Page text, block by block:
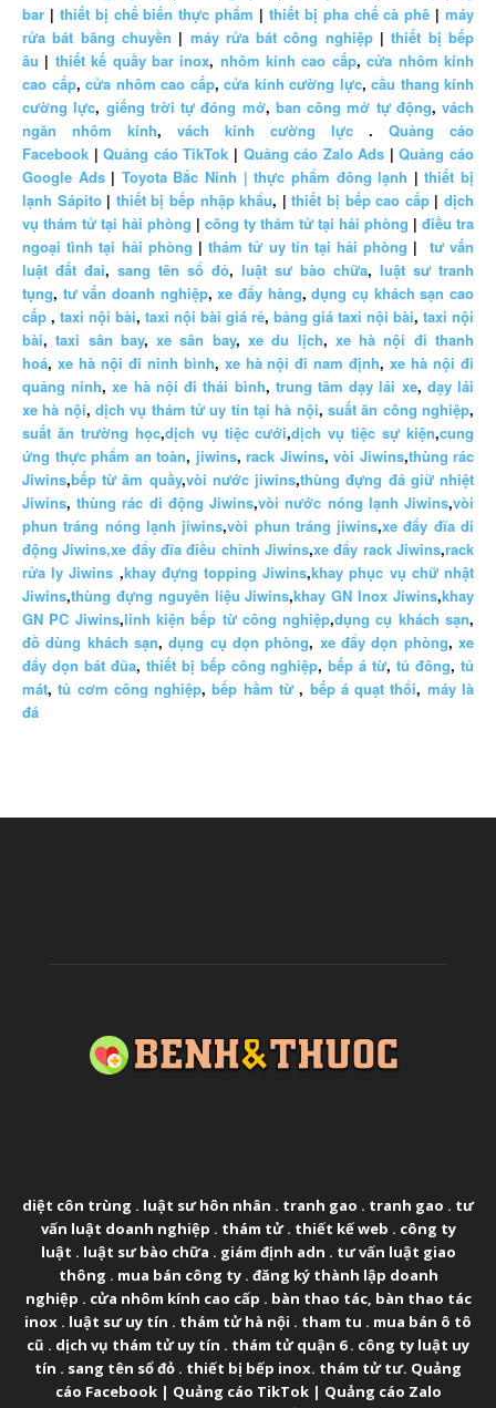
bar | thiết bị chế biến thực phẩm | thiết bị pha chế cà phê | máy
rửa bát băng chuyền | máy rửa bát công nghiệp|thiết bị bếp
âu | thiết kế quầy bar inox, nhôm kính cao cấp,cửa nhôm kính
cao cấp, cửa nhôm cao cấp, cửa kính cường lực, cầu thang kính
cường lực, giếng trời tự đóng mở, ban công mở tự động, vách
ngăn nhôm kính, vách kính cường lực . Quảng cáo
Facebook |Quảng cáo TikTok | Quảng cáo Zalo Ads |Quảng cáo
Google Ads| Toyota Bắc Ninh | thực phẩm đông lạnh |thiết bị
lạnh Sápito | thiết bị bếp nhập khẩu, |thiết bị bếp cao cấp|dịch
vụ thám tử tại hải phòng | công ty thám tử tại hải phòng | điều tra
ngoại tình tại hải phòng |thám tử uy tín tại hải phòng | tư vấn
luật đất đai, sang tên sổ đỏ, luật sư bào chữa, luật sư tranh
tụng, tư vấn doanh nghiệp,xe đẩy hàng,dụng cụ khách sạn cao
cấp , taxi nội bài, taxi nội bài giá rẻ, bảng giá taxi nội bài, taxi nội
bài,taxi sân bay,xe sân bay,xe du lịch, xe hà nội đi thanh
hoá, xe hà nội đi ninh bình, xe hà nội đi nam định,xe hà nội đi
quảng ninh,xe hà nội đi thái bình, trung tâm dạy lái xe, dạy lái
xe hà nội,dịch vụ thám tử uy tín tại hà nội,suất ăn công nghiệp,
suất ăn trường học,dịch vụ tiệc cưới,dịch vụ tiệc sự kiện,cung
ứng thực phẩm an toàn, jiwins, rack Jiwins, vòi Jiwins,thùng rác
Jiwins,bếp từ âm quầy,vòi nước jiwins,thùng đựng đá giữ nhiệt
Jiwins,thùng rác di động Jiwins,vòi nước nóng lạnh Jiwins,vòi
phun tráng nóng lạnh jiwins,vòi phun tráng jiwins,xe đẩy đĩa di
động Jiwins,xe đẩy đĩa điều chỉnh Jiwins,xe đẩy rack Jiwins,rack
rửa ly Jiwins ,khay đựng topping Jiwins,khay phục vụ chữ nhật
Jiwins,thùng đựng nguyên liệu Jiwins,khay GN Inox Jiwins,khay
GN PC Jiwins,linh kiện bếp từ công nghiệp,dụng cụ khách sạn,
đồ dùng khách sạn,dụng cụ dọn phòng, xe đẩy dọn phòng,xe
đẩy dọn bát đũa, thiết bị bếp công nghiệp,bếp á từ,tủ đông,tủ
mát,tủ cơm công nghiệp,bếp hầm từ , bếp á quạt thổi, máy là
đá
diệt côn trùng . luật sư hôn nhân . tranh gao . tranh gao . tư
vấn luật doanh nghiệp . thám tử. thiết kế web . công ty
luật . luật sư bào chữa . giám định adn . tư vấn luật giao
thông . mua bán công ty. đăng ký thành lập doanh
nghiệp . cửa nhôm kính cao cấp . bàn thao tác, bàn thao tác
inox . luật sư uy tín . thám tử hà nội . tham tu . mua bán ô tô
cũ . dịch vụ thám tử uy tín . thám tử quận 6. công ty luật uy
tín . sang tên sổ đỏ . thiết bị bếp inox. thám tử tư. Quảng
cáo Facebook| Quảng cáo TikTok| Quảng cáo Zalo